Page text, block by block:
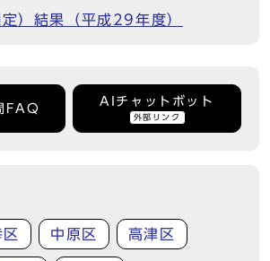
）結果（平成29年度）
FAQ
AIチャットボット
外部リンク
区 中原区 高津区